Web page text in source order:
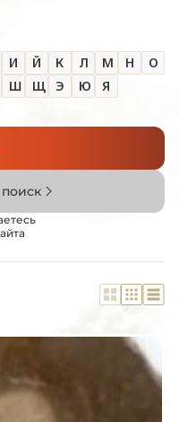
И Й К Л М Н
О
Ш Щ Э Ю Я